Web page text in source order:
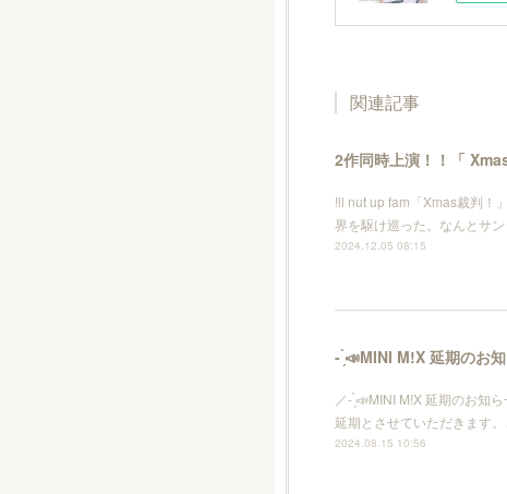
関連記事
2作同時上演！！「
!ll nut up fam「Xmas裁判！
界を駆け巡った。なんとサ
2024.12.05 08:15
- ̗̀📣MINI M!X 延期のお
／- ̗̀📣MINI M!X 延期のお知
延期とさせていただきます
2024.08.15 10:56